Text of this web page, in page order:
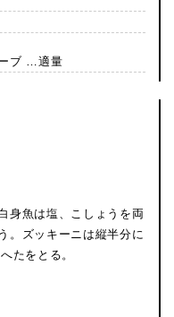
ブ …適量
身魚は塩、こしょうを両
。ズッキーニは縦半分に
たをとる。